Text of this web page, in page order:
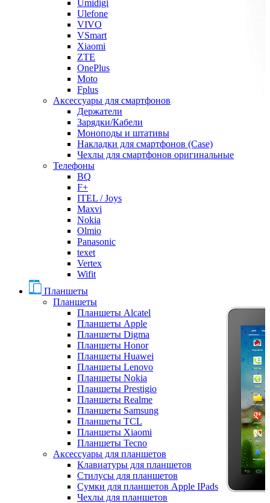
Umidigi
Ulefone
VIVO
VSmart
Xiaomi
ZTE
OnePlus
Moto
Fplus
Аксессуары для смартфонов
Держатели
Зарядки/Кабели
Моноподы и штативы
Накладки для смартфонов (Case)
Чехлы для смартфонов оригинальные
Телефоны
BQ
F+
ITEL / Joys
Maxvi
Nokia
Olmio
Panasonic
texet
Vertex
Wifit
Планшеты
Планшеты
Планшеты Alcatel
Планшеты Apple
Планшеты Digma
Планшеты Honor
Планшеты Huawei
Планшеты Lenovo
Планшеты Nokia
Планшеты Prestigio
Планшеты Realme
Планшеты Samsung
Планшеты TCL
Планшеты Xiaomi
Планшеты Tecno
Аксессуары для планшетов
Клавиатуры для планшетов
Стилусы для планшетов
Сумки для планшетов Apple IPads
Чехлы для планшетов